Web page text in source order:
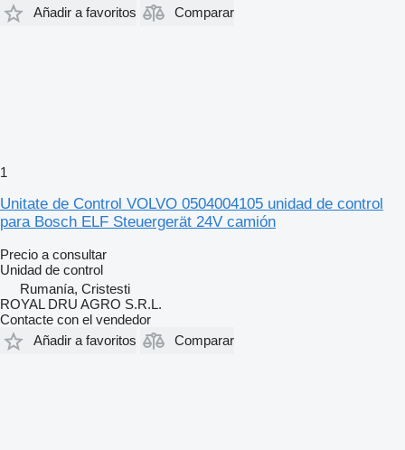
Añadir a favoritos
Comparar
1
Unitate de Control VOLVO 0504004105 unidad de control
para Bosch ELF Steuergerät 24V camión
Precio a consultar
Unidad de control
Rumanía, Cristesti
ROYAL DRU AGRO S.R.L.
Contacte con el vendedor
Añadir a favoritos
Comparar